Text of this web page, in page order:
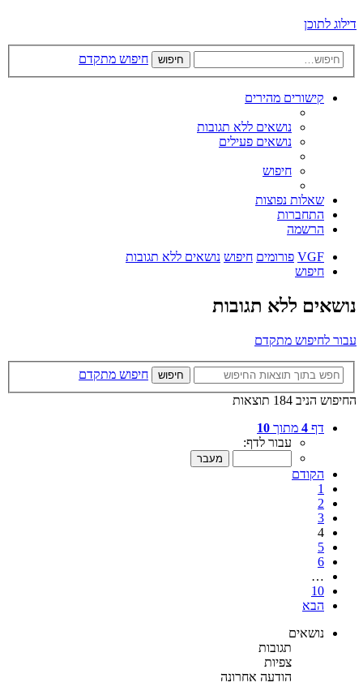
דילוג לתוכן
חיפוש חיפוש מתקדם
קישורים מהירים
נושאים ללא תגובות
נושאים פעילים
חיפוש
שאלות נפוצות
התחברות
הרשמה
VGF פורומים חיפוש נושאים ללא תגובות
חיפוש
נושאים ללא תגובות
עבור לחיפוש מתקדם
חיפוש
חיפוש מתקדם
החיפוש הניב 184 תוצאות
דף 4 מתוך 10
עבור לדף:
הקודם
1
2
3
4
5
6
…
10
הבא
נושאים
תגובות
צפיות
הודעה אחרונה